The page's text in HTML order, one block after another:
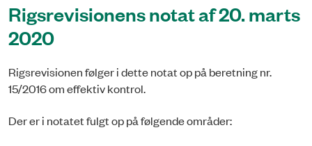
Rigsrevisionens notat af 20. marts
2020
Rigsrevisionen følger i dette notat op på beretning nr.
15/2016 om effektiv kontrol.
Der er i notatet fulgt op på følgende områder: